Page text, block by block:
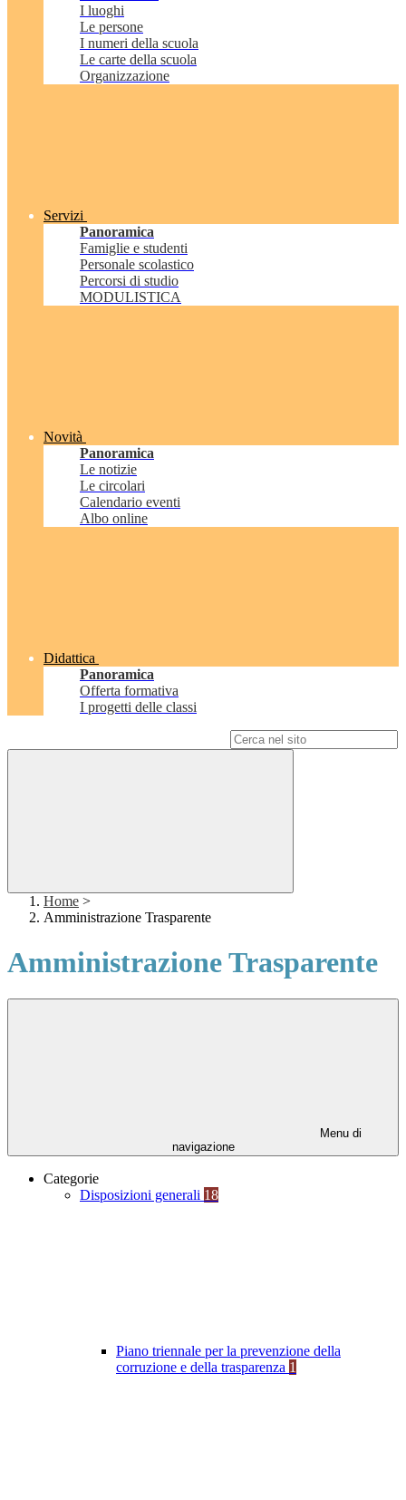
I luoghi
Le persone
I numeri della scuola
Le carte della scuola
Organizzazione
Servizi
Panoramica
Famiglie e studenti
Personale scolastico
Percorsi di studio
MODULISTICA
Novità
Panoramica
Le notizie
Le circolari
Calendario eventi
Albo online
Didattica
Panoramica
Offerta formativa
I progetti delle classi
Home >
Amministrazione Trasparente
Amministrazione Trasparente
Menu di
navigazione
Categorie
Disposizioni generali 18
Piano triennale per la prevenzione della
corruzione e della trasparenza 1